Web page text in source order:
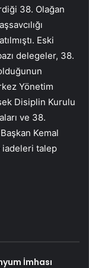
38. Olağan
Eski
delegeler, 38.
Yönetim
Disiplin Kurulu
ve 38.
Kemal
iadeleri talep
İmhası